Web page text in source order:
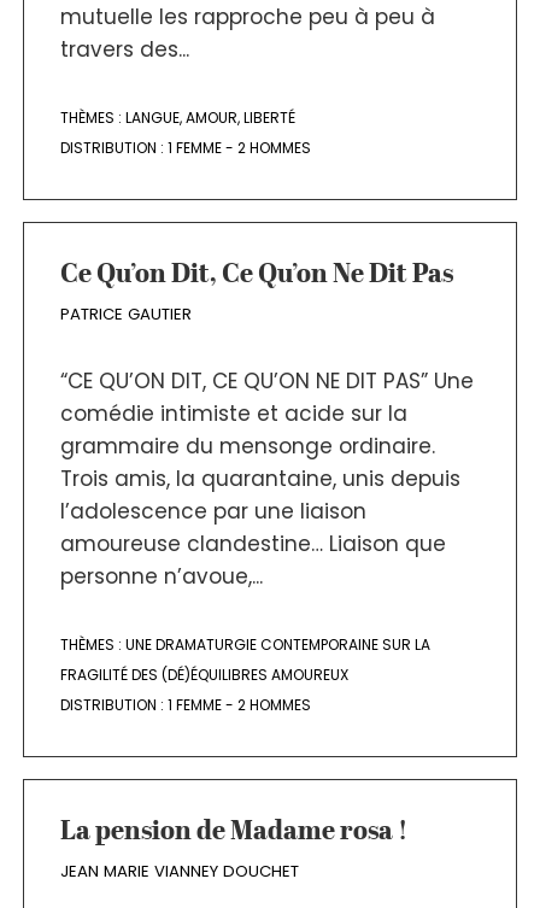
mutuelle les rapproche peu à peu à
travers des...
THÈMES : LANGUE,AMOUR,LIBERTÉ
DISTRIBUTION : 1 FEMME - 2 HOMMES
Ce Qu’on Dit, Ce Qu’on Ne Dit Pas
PATRICE GAUTIER
“CE QU’ON DIT, CE QU’ON NE DIT PAS” Une
comédie intimiste et acide sur la
grammaire du mensonge ordinaire.
Trois amis, la quarantaine, unis depuis
l’adolescence par une liaison
amoureuse clandestine… Liaison que
personne n’avoue,...
THÈMES : UNE DRAMATURGIE CONTEMPORAINE SUR LA
FRAGILITÉ DES (DÉ)ÉQUILIBRES AMOUREUX
DISTRIBUTION : 1 FEMME - 2 HOMMES
La pension de Madame rosa !
JEAN MARIE VIANNEY DOUCHET